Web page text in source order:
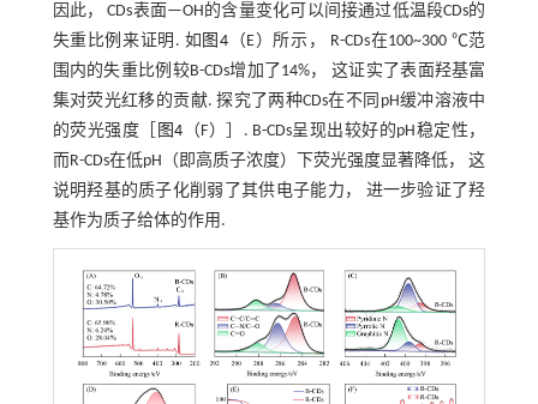
因此， CDs表面—OH的含量变化可以间接通过低温段CDs的
失重比例来证明. 如 图4（E）所示， R-CDs在100~300 ℃范
围内的失重比例较B-CDs增加了14%， 这证实了表面羟基富
集对荧光红移的贡献. 探究了两种CDs在不同pH缓冲溶液中
的荧光强度［
图4 （F）］. B-CDs呈现出较好的pH稳定性，
而R-CDs在低pH（即高质子浓度）下荧光强度显著降低， 这
说明羟基的质子化削弱了其供电子能力， 进一步验证了羟
基作为质子给体的作用.